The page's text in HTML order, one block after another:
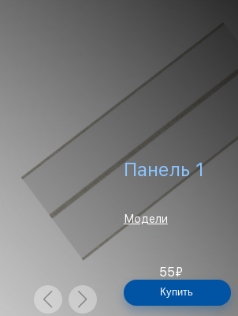
Панель 1
Модели
55₽
Купить